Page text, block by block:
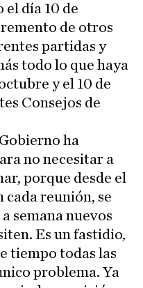
el día 10 de
de otros
partidas y
todo lo que haya
y el 10 de
Consejos de
ha
no necesitar a
porque desde el
cada reunión, se
semana nuevos
Es un fastidio,
tiempo todas las
problema. Ya